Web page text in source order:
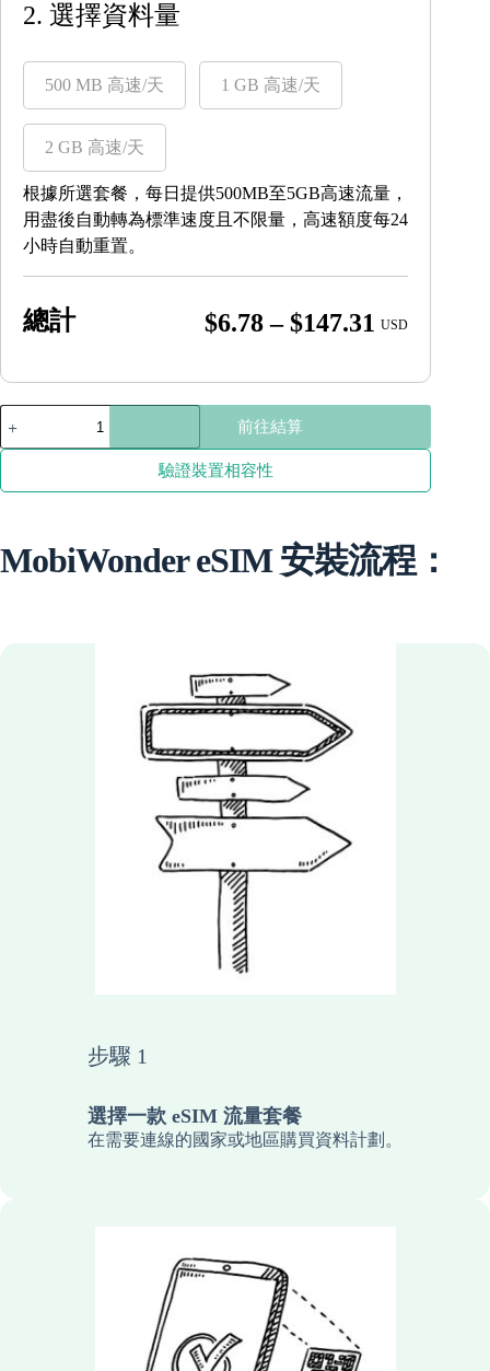
2. 選擇資料量
500 MB 高速/天 1 GB 高速/天
2 GB 高速/天
根據所選套餐，每日提供500MB至5GB高速流量，
用盡後自動轉為標準速度且不限量，高速額度每24
小時自動重置。
總計 $6.78 – $147.31 Price
$6.78
through
$147.31
USD
亞
塞
拜
數
前往結算
驗證裝置相容性
MobiWonder eSIM 安裝流程：
步驟 1
選擇一款 eSIM 流量套餐
在需要連線的國家或地區購買資料計劃。